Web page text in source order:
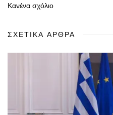
Κανένα σχόλιο
ΣΧΕΤΙΚΆ ΆΡΘΡΑ